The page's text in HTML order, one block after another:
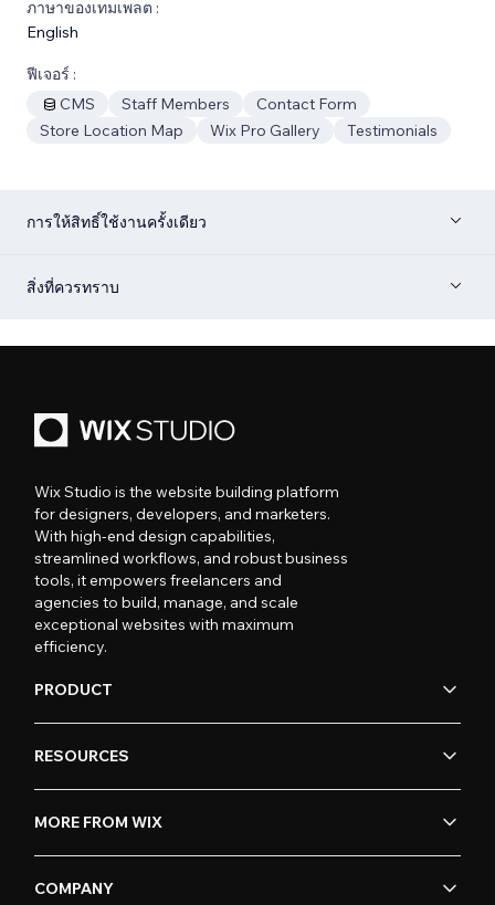
ภาษาของเทมเพลต :
English
ฟีเจอร์ :
CMS
Staff Members
Contact Form
Store Location Map
Wix Pro Gallery Testimonials
การให้สิทธิ์ใช้งานครั้งเดียว
สิ่งที่ควรทราบ
Wix Studio is the website building platform
for designers, developers, and marketers.
With high-end design capabilities,
streamlined workflows, and robust business
tools, it empowers freelancers and
agencies to build, manage, and scale
exceptional websites with maximum
efficiency.
PRODUCT
RESOURCES
MORE FROM WIX
COMPANY